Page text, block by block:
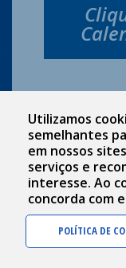
O site informado não
Utilizamos
semelhantes
em nossos
serviços e
interesse. Ao
concorda com
POLÍTICA DE